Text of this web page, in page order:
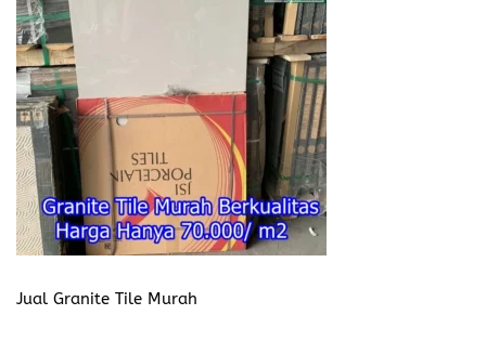
Jual Granite Tile Murah